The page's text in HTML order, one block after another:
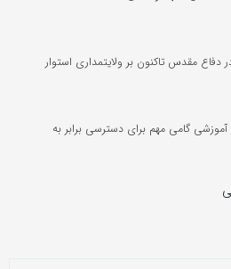
مقدس تاکنون بر ولایتمداری استوار
آموزشی گامی مهم برای دسترسی برابر به